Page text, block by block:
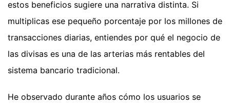
estos beneficios sugiere una narrativa distinta. Si
multiplicas ese pequeño porcentaje por los millones de
transacciones diarias, entiendes por qué el negocio de
las divisas es una de las arterias más rentables del
sistema bancario tradicional.
He observado durante años cómo los usuarios se